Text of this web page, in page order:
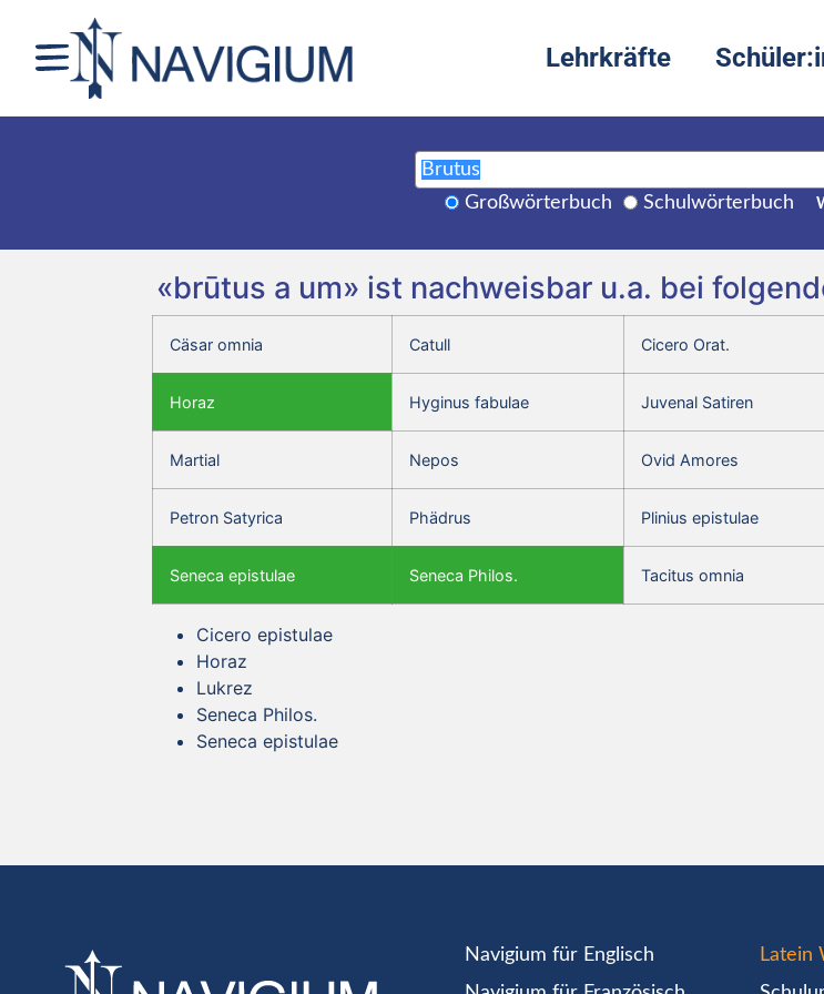
Lehrkräfte
Großwörterbuch Schulwörterbuch
«brūtus a um» ist nachweisbar u.a. bei
Cäsar omnia Catull Cicero Orat.
Horaz Hyginus fabulae Juvenal Satiren
Martial Nepos Ovid Amores
Petron Satyrica Phädrus Plinius epistulae
Seneca epistulae Seneca Philos. Tacitus omnia
Cicero epistulae
Horaz
Lukrez
Seneca Philos.
Seneca epistulae
Navigium für Englisch
Latein